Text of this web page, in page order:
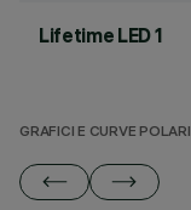
Lifetime LED 1
GRAFICI E CURVE POLARI